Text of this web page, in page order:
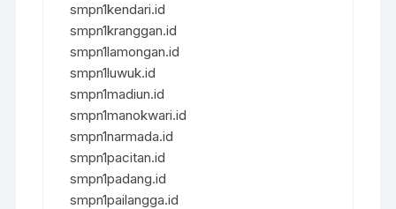
smpn1kendari.id
smpn1kranggan.id
smpn1lamongan.id
smpn1luwuk.id
smpn1madiun.id
smpn1manokwari.id
smpn1narmada.id
smpn1pacitan.id
smpn1padang.id
smpn1pailangga.id